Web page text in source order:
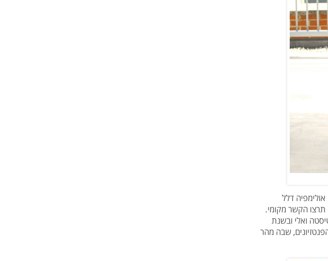
דלל
אם תרצו הקשר מקומי.
וג'יאמבטיסטה ואלי ובשנת
הפנטזיונים, שבה מהר